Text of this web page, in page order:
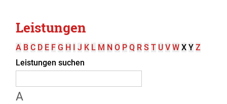
Leistungen
A B C D E F G H I J K L M N O P Q R S T U V W X Y Z
Leistungen suchen
A